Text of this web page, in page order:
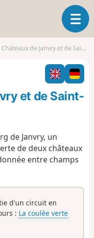
O
u
v
i
r
l
a
g
a
o
de Janvry et de Saint-Jean-de-Beauregard
et de Saint-
de Janvry, un
de deux châteaux
entre champs
d'un circuit en
: La coulée verte